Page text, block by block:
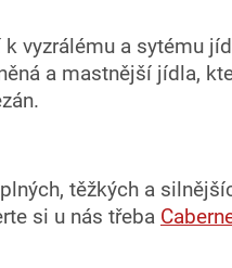
i
s
u
vyzrálému a sytému
a mastnější jídla,
těžkých a
si u nás třeba